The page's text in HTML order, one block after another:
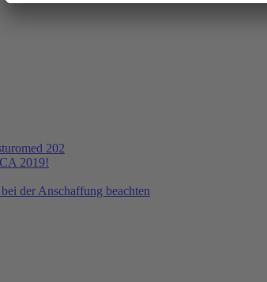
202
2019!
der Anschaffung beachten